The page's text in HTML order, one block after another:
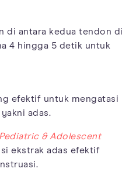
di antara kedua tendon di
4 hingga 5 detik untuk
efektif untuk mengatasi
adas.
& Adolescent
ekstrak adas efektif